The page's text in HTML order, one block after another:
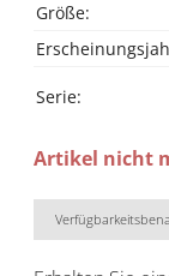
Größe:
Serie:
Artikel nicht